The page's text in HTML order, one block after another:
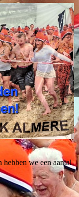
we een aantal